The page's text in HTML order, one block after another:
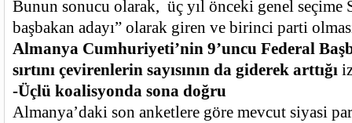
Bunun sonucu olarak, üç yıl önceki genel seçime
başbakan adayı” olarak giren ve birinci parti
Almanya Cumhuriyeti’nin 9’uncu Federal
sırtını çevirenlerin sayısının da giderek arttığı
-Üçlü koalisyonda sona doğru
Almanya’daki son anketlere göre mevcut siyasi